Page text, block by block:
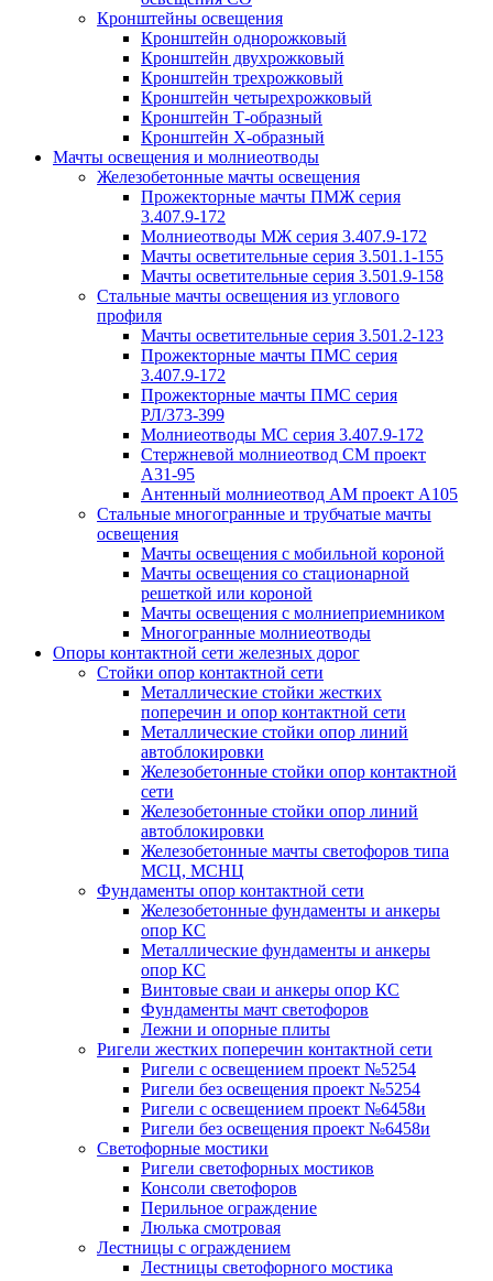
Кронштейны освещения
Кронштейн однорожковый
Кронштейн двухрожковый
Кронштейн трехрожковый
Кронштейн четырехрожковый
Кронштейн Т-образный
Кронштейн Х-образный
Мачты освещения и молниеотводы
Железобетонные мачты освещения
Прожекторные мачты ПМЖ серия
3.407.9-172
Молниеотводы МЖ серия 3.407.9-172
Мачты осветительные серия 3.501.1-155
Мачты осветительные серия 3.501.9-158
Стальные мачты освещения из углового
профиля
Мачты осветительные серия 3.501.2-123
Прожекторные мачты ПМС серия
3.407.9-172
Прожекторные мачты ПМС серия
РЛ/373-399
Молниеотводы МС серия 3.407.9-172
Стержневой молниеотвод СМ проект
А31-95
Антенный молниеотвод АМ проект А105
Стальные многогранные и трубчатые мачты
освещения
Мачты освещения с мобильной короной
Мачты освещения со стационарной
решеткой или короной
Мачты освещения с молниеприемником
Многогранные молниеотводы
Опоры контактной сети железных дорог
Стойки опор контактной сети
Металлические стойки жестких
поперечин и опор контактной сети
Металлические стойки опор линий
автоблокировки
Железобетонные стойки опор контактной
сети
Железобетонные стойки опор линий
автоблокировки
Железобетонные мачты светофоров типа
МСЦ, МСНЦ
Фундаменты опор контактной сети
Железобетонные фундаменты и анкеры
опор КС
Металлические фундаменты и анкеры
опор КС
Винтовые сваи и анкеры опор КС
Фундаменты мачт светофоров
Лежни и опорные плиты
Ригели жестких поперечин контактной сети
Ригели с освещением проект №5254
Ригели без освещения проект №5254
Ригели с освещением проект №6458и
Ригели без освещения проект №6458и
Светофорные мостики
Ригели светофорных мостиков
Консоли светофоров
Перильное ограждение
Люлька смотровая
Лестницы с ограждением
Лестницы светофорного мостика